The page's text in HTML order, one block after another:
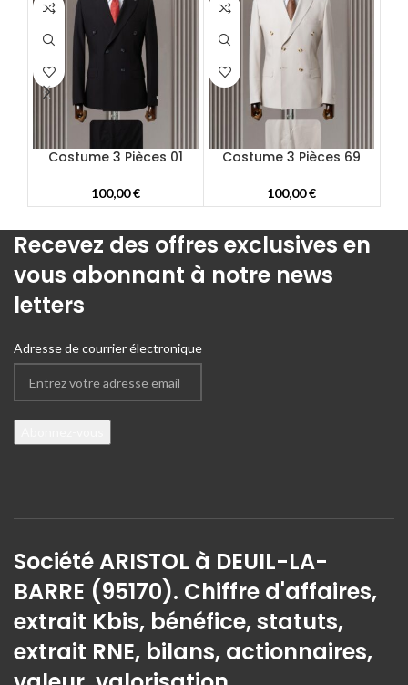
70
Costume 3 Pièces 01
100,00€
Costume 3 Pièces 69
100,00€
Recevez des offres exclusives en
vous abonnant à notre news
letters
Adresse de courrier électronique
Société ARISTOL à DEUIL-LA-
BARRE (95170). Chiffre d'affaires,
extrait Kbis, bénéfice, statuts,
extrait RNE, bilans, actionnaires,